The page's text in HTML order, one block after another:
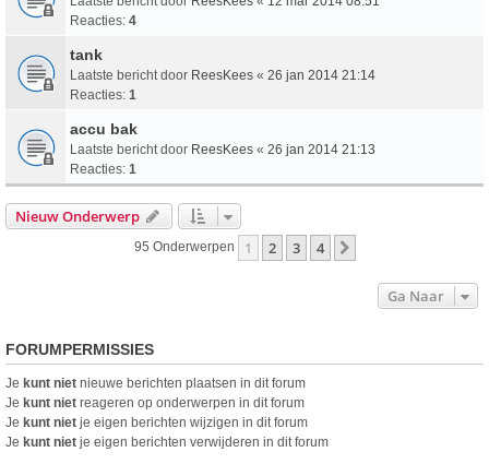
Reacties: 4
tank
Laatste bericht door ReesKees « 26 jan 2014 21:14
Reacties: 1
accu bak
Laatste bericht door ReesKees « 26 jan 2014 21:13
Reacties: 1
Nieuw Onderwerp
95 Onderwerpen 1 2 3 4
Ga Naar
FORUMPERMISSIES
Je kunt niet nieuwe berichten plaatsen in dit forum
Je kunt niet reageren op onderwerpen in dit forum
Je kunt niet je eigen berichten wijzigen in dit forum
Je kunt niet je eigen berichten verwijderen in dit forum